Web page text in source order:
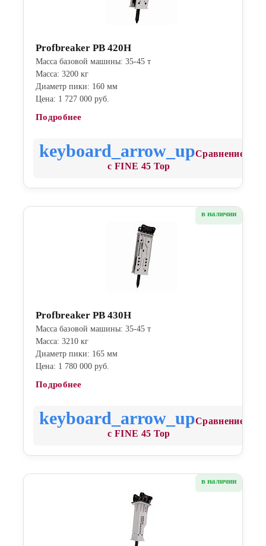
Profbreaker PB 420H
Масса базовой машины: 35-45 т
Масса: 3200 кг
Диаметр пики: 160 мм
Цена: 1 727 000 руб.
Подробнее
Сравнение
с FINE 45 Top
в наличии
Profbreaker PB 430H
Масса базовой машины: 35-45 т
Масса: 3210 кг
Диаметр пики: 165 мм
Цена: 1 780 000 руб.
Подробнее
Сравнение
с FINE 45 Top
в наличии